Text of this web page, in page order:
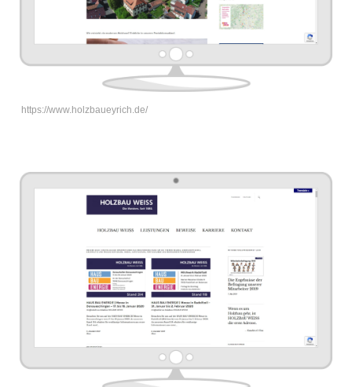
https://www.holzbaueyrich.de/